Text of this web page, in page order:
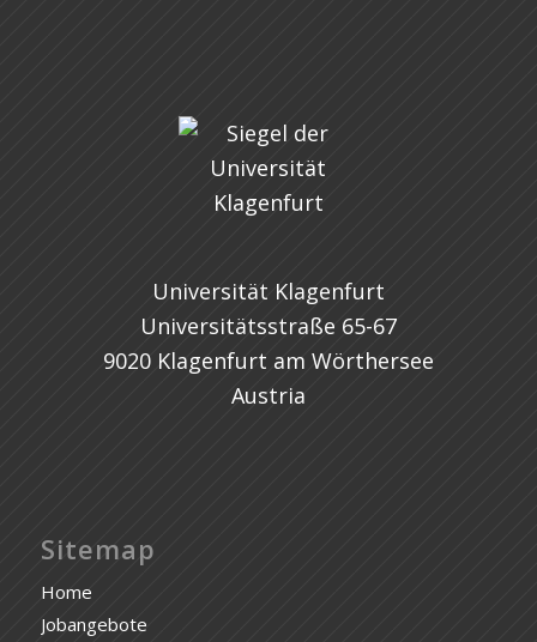
Universität Klagenfurt
Universitätsstraße 65-67
9020 Klagenfurt am Wörthersee
Austria
Sitemap
Home
Jobangebote